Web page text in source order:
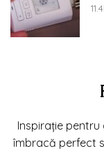
Inspirație
îmbracă perfect